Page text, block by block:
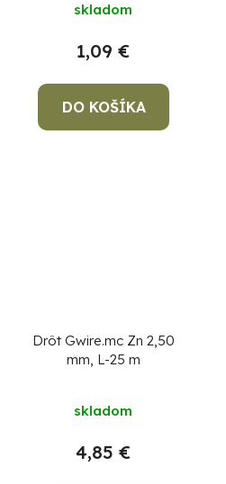
skladom
1,09 €
DO KOŠÍKA
Drôt Gwire.mc Zn 2,50
mm, L-25 m
skladom
4,85 €